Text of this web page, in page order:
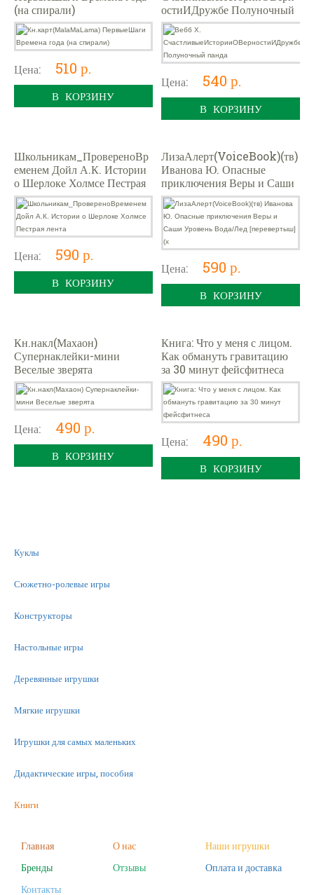
(на спирали)
Цена: 510 р.
В КОРЗИНУ
остиИДружбе Полуночный
панда
Цена: 540 р.
В КОРЗИНУ
Школьникам_ПровереноВр
еменем Дойл А.К. Истории
о Шерлоке Холмсе Пестрая
лента
Цена: 590 р.
В КОРЗИНУ
ЛизаАлерт(VoiceBook)(тв)
Иванова Ю. Опасные
приключения Веры и Саши
Уровень Вода/Лед
[перевертыш] (х
Цена: 590 р.
В КОРЗИНУ
Кн.накл(Махаон)
Супернаклейки-мини
Веселые зверята
Цена: 490 р.
В КОРЗИНУ
Книга: Что у меня с лицом.
Как обмануть гравитацию
за 30 минут фейсфитнеса
Цена: 490 р.
В КОРЗИНУ
Куклы
Сюжетно-ролевые игры
Конструкторы
Настольные игры
Деревянные игрушки
Мягкие игрушки
Игрушки для самых маленьких
Дидактические игры, пособия
Книги
Фигурки
Главная О нас
Наши игрушки
Бренды
Отзывы
Оплата и доставка
Контакты